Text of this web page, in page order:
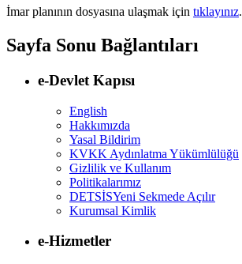
İmar planının dosyasına ulaşmak için tıklayınız.
Sayfa Sonu Bağlantıları
e-Devlet Kapısı
English
Hakkımızda
Yasal Bildirim
KVKK Aydınlatma Yükümlülüğü
Gizlilik ve Kullanım
Politikalarımız
DETSİSYeni Sekmede Açılır
Kurumsal Kimlik
e-Hizmetler